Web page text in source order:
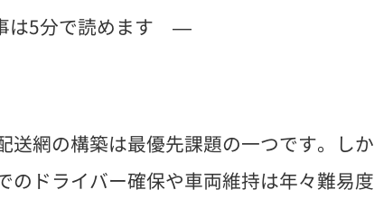
5分で読めます —
送網の構築は最優先課題の一つです。しか
のドライバー確保や車両維持は年々難易度